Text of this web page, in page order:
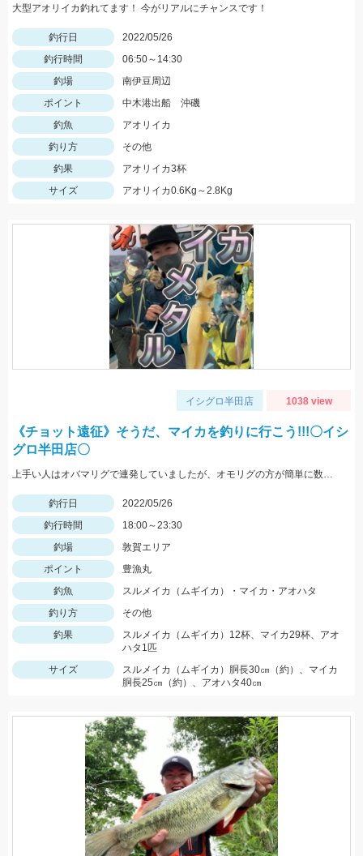
大型アオリイカ釣れてます！ 今がリアルにチャンスです！
釣行日
2022/05/26
釣行時間
06:50～14:30
釣場
南伊豆周辺
ポイント
中木港出船 沖磯
釣魚
アオリイカ
釣り方
その他
釣果
アオリイカ3杯
サイズ
アオリイカ0.6Kg～2.8Kg
イシグロ半田店 1038 view
《チョット遠征》そうだ、マイカを釣りに行こう!!!〇イシ
グロ半田店〇
上手い人はオバマリグで連発していましたが、オモリグの方が簡単に数を伸ばすことが出来ました!! オモリグ×スイスイドロッパーが大当たり!!
釣行日
2022/05/26
釣行時間
18:00～23:30
釣場
敦賀エリア
ポイント
豊漁丸
釣魚
スルメイカ（ムギイカ）・マイカ・アオハタ
釣り方
その他
釣果
スルメイカ（ムギイカ）12杯、マイカ29杯、アオ
ハタ1匹
サイズ
スルメイカ（ムギイカ）胴長30㎝（約）、マイカ
胴長25㎝（約）、アオハタ40㎝